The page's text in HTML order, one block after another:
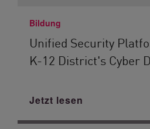
Bildung
Unified Security
K-12 District's Cyber
Jetzt lesen